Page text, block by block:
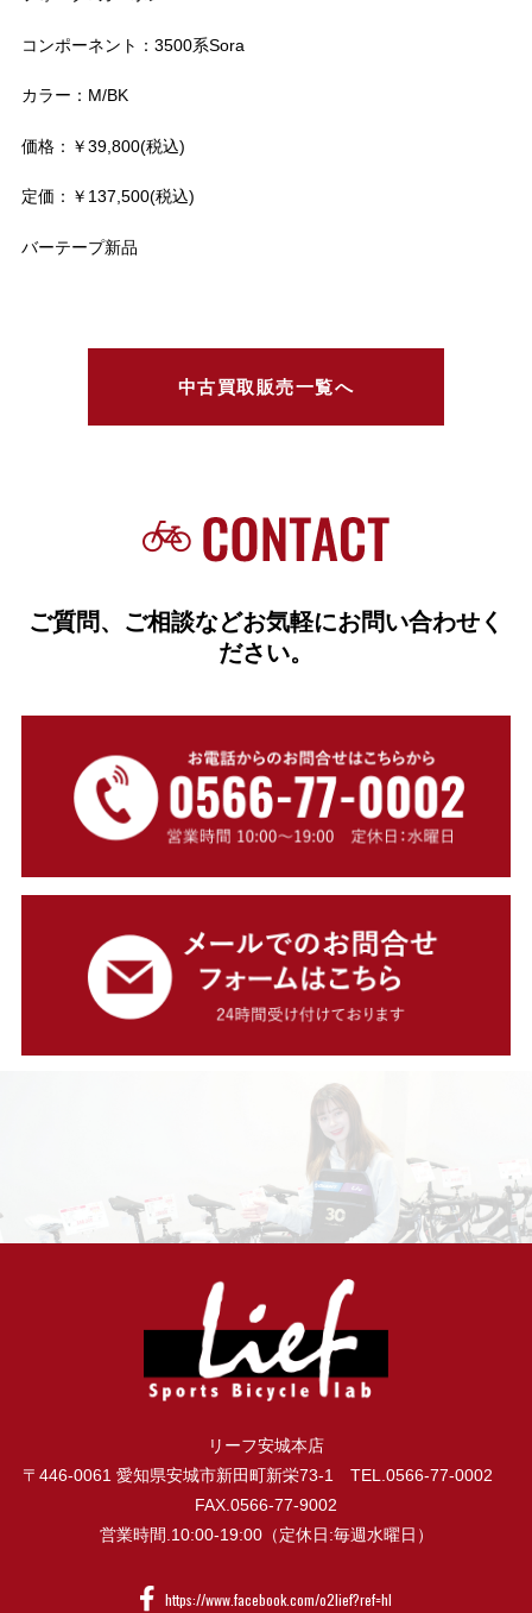
コンポーネント：3500系Sora
カラー：M/BK
価格：￥39,800(税込)
定価：￥137,500(税込)
バーテープ新品
中古買取販売一覧へ
ご質問、ご相談などお気軽にお問い合わせく
ださい。
リーフ安城本店
〒446-0061 愛知県安城市新田町新栄73-1 TEL.0566-77-0002
FAX.0566-77-9002
営業時間.10:00-19:00（定休日:毎週水曜日）
https://www.facebook.com/o2lief?ref=hl